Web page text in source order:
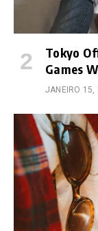
Tokyo
Games
JANEIRO 15,